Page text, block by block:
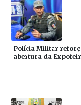
Polícia Militar
abertura da